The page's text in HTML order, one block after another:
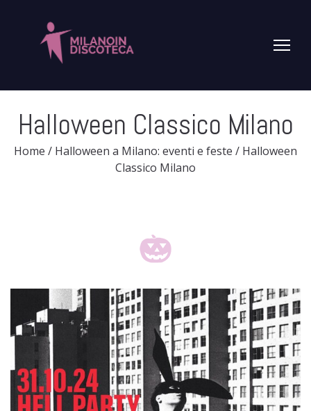
Halloween Classico Milano
Home / Halloween a Milano: eventi e feste / Halloween
Classico Milano